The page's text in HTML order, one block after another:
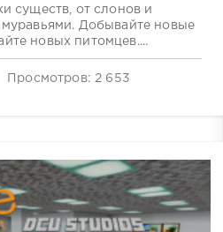
существ, от слонов и
Добывайте новые
новых питомцев....
Просмотров: 2 653